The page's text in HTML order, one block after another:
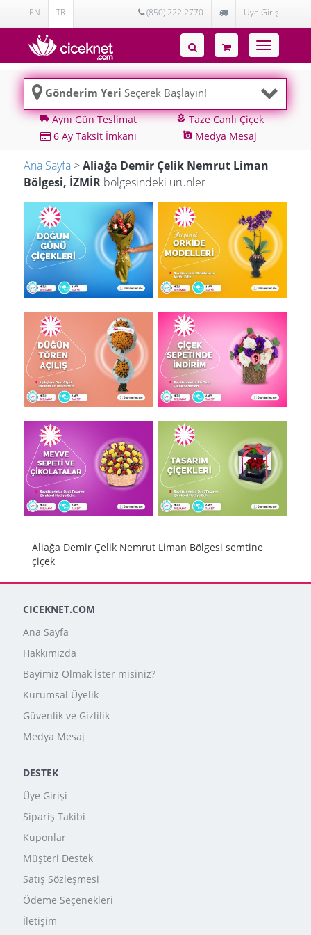
EN TR (850) 222 2770 Üye Girişi
Toggle
navigation
Gönderim Yeri Seçerek Başlayın!
local_shippingAynı Gün Teslimat local_floristTaze Canlı Çiçek
6 Ay Taksit İmkanı
add_a_photo Medya Mesaj
Ana Sayfa >Aliağa Demir Çelik Nemrut Liman
Bölgesi, İZMİR bölgesindeki ürünler
Aliağa Demir Çelik Nemrut Liman Bölgesi semtine
çiçek
CICEKNET.COM
Ana Sayfa
Hakkımızda
Bayimiz Olmak İster misiniz?
Kurumsal Üyelik
Güvenlik ve Gizlilik
Medya Mesaj
DESTEK
Üye Girişi
Sipariş Takibi
Kuponlar
Müşteri Destek
Satış Sözleşmesi
Ödeme Seçenekleri
İletişim